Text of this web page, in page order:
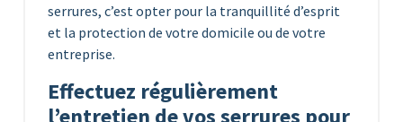
serrures, c’est opter pour la tranquillité d’esprit
et la protection de votre domicile ou de votre
entreprise.
Effectuez régulièrement